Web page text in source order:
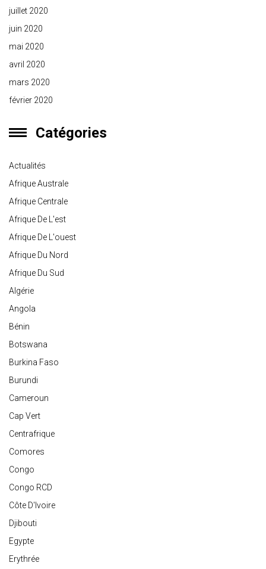
juillet 2020
juin 2020
mai 2020
avril 2020
mars 2020
février 2020
Catégories
Actualités
Afrique Australe
Afrique Centrale
Afrique De L'est
Afrique De L'ouest
Afrique Du Nord
Afrique Du Sud
Algérie
Angola
Bénin
Botswana
Burkina Faso
Burundi
Cameroun
Cap Vert
Centrafrique
Comores
Congo
Congo RCD
Côte D'Ivoire
Djibouti
Egypte
Erythrée